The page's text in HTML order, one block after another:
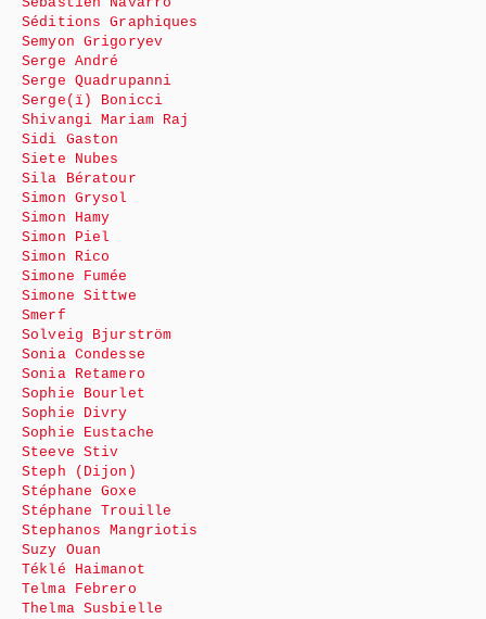
Séditions Graphiques
Semyon Grigoryev
Serge André
Serge Quadrupanni
Serge(ï) Bonicci
Shivangi Mariam Raj
Sidi Gaston
Siete Nubes
Sila Bératour
Simon Grysol
Simon Hamy
Simon Piel
Simon Rico
Simone Fumée
Simone Sittwe
Smerf
Solveig Bjurström
Sonia Condesse
Sonia Retamero
Sophie Bourlet
Sophie Divry
Sophie Eustache
Steeve Stiv
Steph (Dijon)
Stéphane Goxe
Stéphane Trouille
Stephanos Mangriotis
Suzy Ouan
Téklé Haimanot
Telma Febrero
Thelma Susbielle